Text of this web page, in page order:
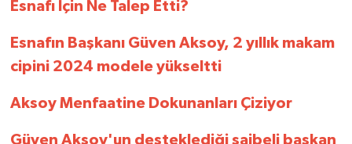
Esnafı İçin Ne Talep Etti?
Esnafın Başkanı Güven Aksoy, 2 yıllık makam
cipini 2024 modele yükseltti
Aksoy Menfaatine Dokunanları Çiziyor
Güven Aksoy'un desteklediği şaibeli başkan